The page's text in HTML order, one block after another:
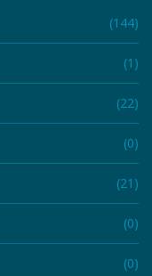
(144)
(1)
(22)
(0)
(21)
(0)
(0)